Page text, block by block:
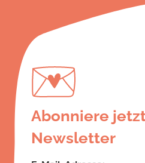
Abonniere
Newsletter